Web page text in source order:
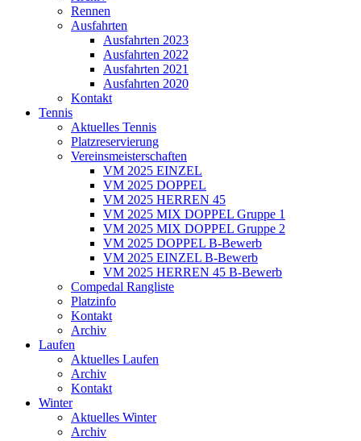
Rennen
Ausfahrten
Ausfahrten 2023
Ausfahrten 2022
Ausfahrten 2021
Ausfahrten 2020
Kontakt
Tennis
Aktuelles Tennis
Platzreservierung
Vereinsmeisterschaften
VM 2025 EINZEL
VM 2025 DOPPEL
VM 2025 HERREN 45
VM 2025 MIX DOPPEL Gruppe 1
VM 2025 MIX DOPPEL Gruppe 2
VM 2025 DOPPEL B-Bewerb
VM 2025 EINZEL B-Bewerb
VM 2025 HERREN 45 B-Bewerb
Compedal Rangliste
Platzinfo
Kontakt
Archiv
Laufen
Aktuelles Laufen
Archiv
Kontakt
Winter
Aktuelles Winter
Archiv